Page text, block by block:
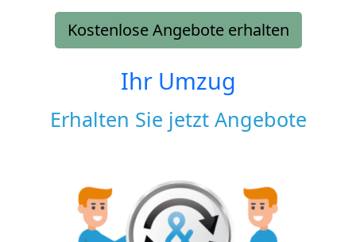
Kostenlose Angebote erhalten
Ihr Umzug
Erhalten Sie jetzt Angebote